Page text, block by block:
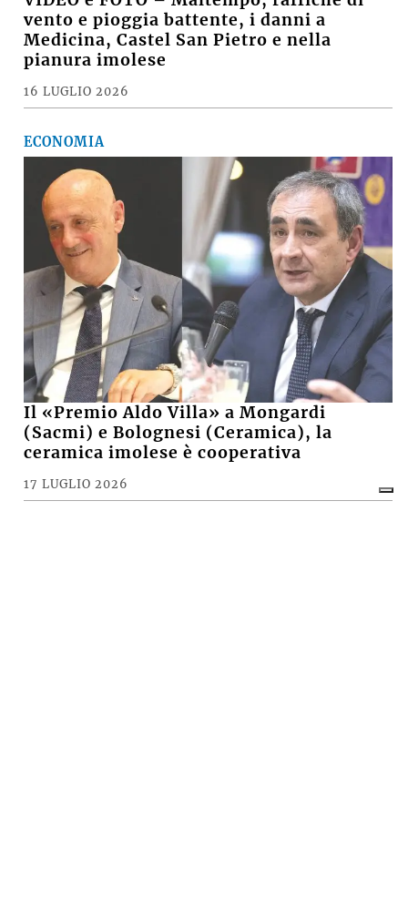
vento e pioggia battente, i danni a
Medicina, Castel San Pietro e nella
pianura imolese
16 LUGLIO 2026
ECONOMIA
Il «Premio Aldo Villa» a Mongardi
(Sacmi) e Bolognesi (Ceramica), la
ceramica imolese è cooperativa
17 LUGLIO 2026